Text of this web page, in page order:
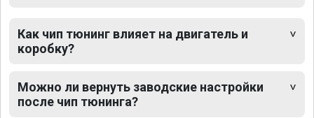
Как чип тюнинг влияет на двигатель и
коробку?
Можно ли вернуть заводские настройки
после чип тюнинга?